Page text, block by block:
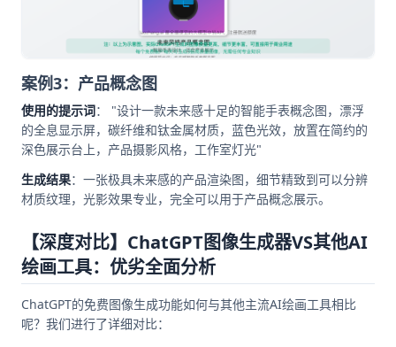
案例3：产品概念图
使用的提示词： "设计一款未来感十足的智能手表概念图，漂浮
的全息显示屏，碳纤维和钛金属材质，蓝色光效，放置在简约的
深色展示台上，产品摄影风格，工作室灯光"
生成结果：一张极具未来感的产品渲染图，细节精致到可以分辨
材质纹理，光影效果专业，完全可以用于产品概念展示。
【深度对比】ChatGPT图像生成器VS其他AI
绘画工具：优劣全面分析
ChatGPT的免费图像生成功能如何与其他主流AI绘画工具相比
呢？我们进行了详细对比：